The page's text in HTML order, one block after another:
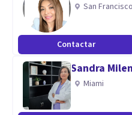
San Francisco
Contactar
Sandra
Miami